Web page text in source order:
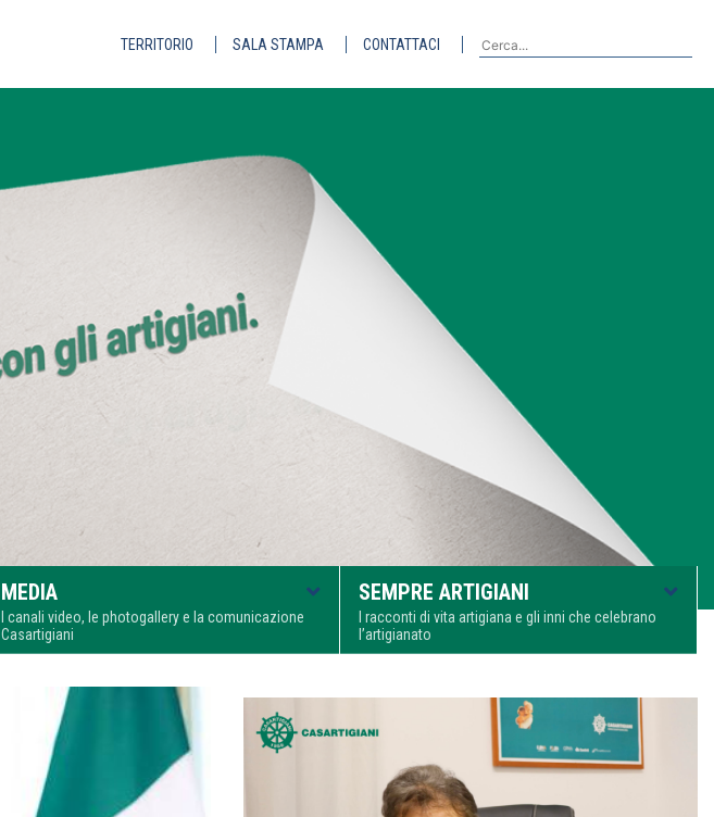
TERRITORIO SALA STAMPA CONTATTACI
MEDIA
I canali video, le photogallery e la comunicazione
Casartigiani
SEMPRE ARTIGIANI
I racconti di vita artigiana e gli inni che celebrano
l’artigianato